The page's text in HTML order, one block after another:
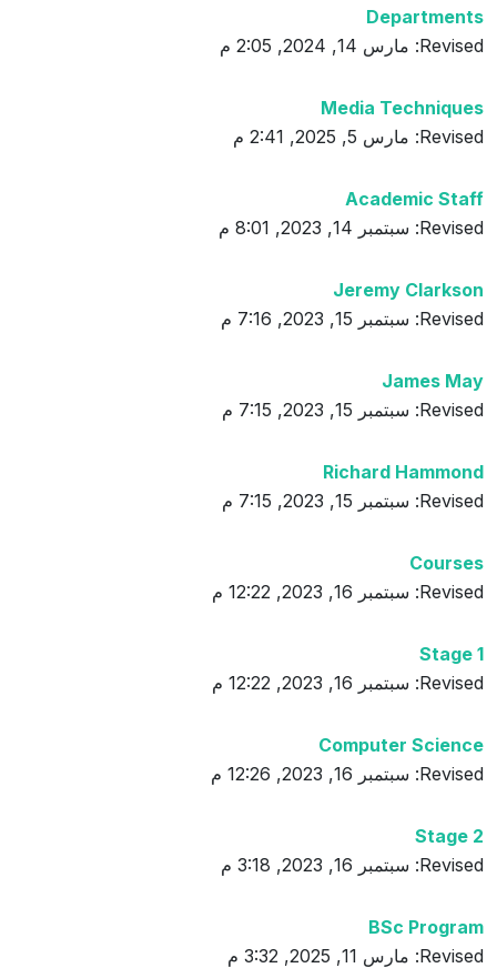
Departments
Revised: مارس 14, 2024, 2:05 م
Media Techniques
Revised: مارس 5, 2025, 2:41 م
Academic Staff
Revised: سبتمبر 14, 2023, 8:01 م
Jeremy Clarkson
Revised: سبتمبر 15, 2023, 7:16 م
James May
Revised: سبتمبر 15, 2023, 7:15 م
Richard Hammond
Revised: سبتمبر 15, 2023, 7:15 م
Courses
Revised: سبتمبر 16, 2023, 12:22 م
Stage 1
Revised: سبتمبر 16, 2023, 12:22 م
Computer Science
Revised: سبتمبر 16, 2023, 12:26 م
Stage 2
Revised: سبتمبر 16, 2023, 3:18 م
BSc Program
Revised: مارس 11, 2025, 3:32 م